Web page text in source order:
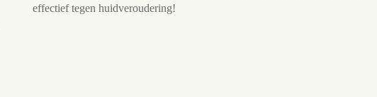
effectief tegen huidveroudering!